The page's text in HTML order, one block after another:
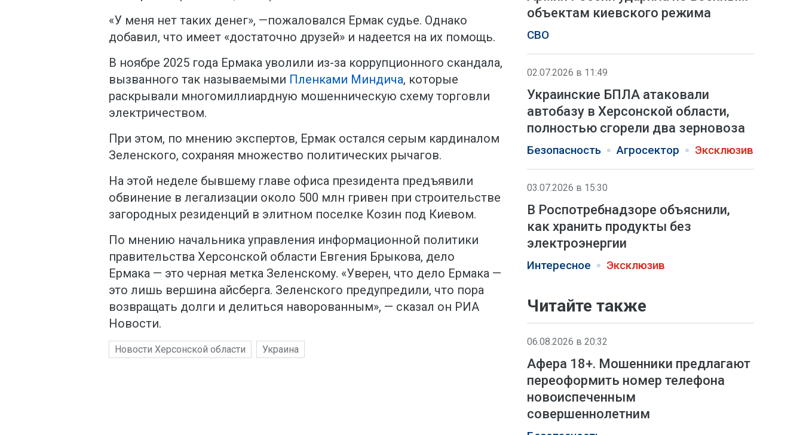
«У меня нет таких денег», —пожаловался Ермак судье. Однако
добавил, что имеет «достаточно друзей» и надеется на их помощь.
В ноябре 2025 года Ермака уволили из-за коррупционного скандала,
вызванного так называемыми Пленками Миндича, которые
раскрывали многомиллиардную мошенническую схему торговли
электричеством.
При этом, по мнению экспертов, Ермак остался серым кардиналом
Зеленского, сохраняя множество политических рычагов.
На этой неделе бывшему главе офиса президента предъявили
обвинение в легализации около 500 млн гривен при строительстве
загородных резиденций в элитном поселке Козин под Киевом.
По мнению начальника управления информационной политики
правительства Херсонской области Евгения Брыкова, дело
Ермака — это черная метка Зеленскому. «Уверен, что дело Ермака —
это лишь вершина айсберга. Зеленского предупредили, что пора
возвращать долги и делиться наворованным», — сказал он РИА
Новости.
Новости Херсонской области Украина
объектам киевского режима
СВО
02.07.2026 в 11:49
Украинские БПЛА атаковали
автобазу в Херсонской области,
полностью сгорели два зерновоза
Безопасность Агросектор Эксклюзив
03.07.2026 в 15:30
В Роспотребнадзоре объяснили,
как хранить продукты без
электроэнергии
Интересное Эксклюзив
Читайте также
06.08.2026 в 20:32
Афера 18+. Мошенники предлагают
переоформить номер телефона
новоиспеченным
совершеннолетним